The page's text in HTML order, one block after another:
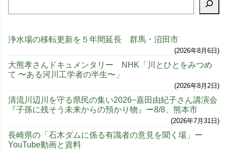
浄水場の移転更新を５年間延長 群馬・沼田市
2026年8月6日
大熊孝さんドキュメンタリー NHK「川とひとをみつめ
て 〜ある河川工学者の半生〜」
2026年8月2日
清流川辺川を守る県民の集い2026−嘉田由紀子さん講演会
『子孫に残そう未来からの預かり物』ー8/8、熊本市
2026年7月31日
長崎県の「石木ダムに係る有識者の意見を聞く場」ー
YouTube動画と資料